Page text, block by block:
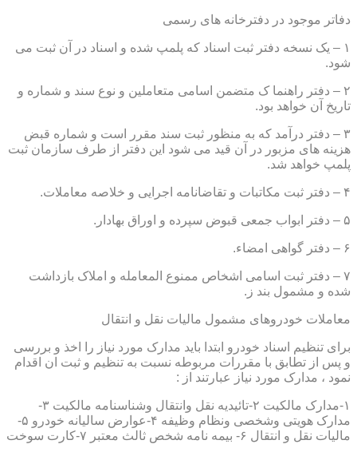
دفاتر موجود در دفترخانه های رسمی
۱ – یک نسخه دفتر ثبت اسناد که پلمپ شده و اسناد در آن ثبت می
شود.
۲ – دفتر راهنما ک متضمن اسامی متعاملین و نوع سند و شماره و
تاریخ آن خواهد بود.
۳ – دفتر درآمد که به منظور ثبت سند مقرر است و شماره قبض
هزینه های مزبور در آن قید می شود این دفتر از طرف سازمان ثبت
پلمپ خواهد شد.
۴ – دفتر ثبت مکاتبات و تقاضانامه اجرایی و خلاصه معاملات.
۵ – دفتر ابواب جمعی قبوض سپرده و اوراق بهادار.
۶ – دفتر گواهی امضاء.
۷ – دفتر ثبت اسامی اشخاص ممنوع المعامله و املاک بازداشت
شده و مشمول بند ز.
معاملات خودروهای مشمول مالیات نقل و انتقال
برای تنظیم اسناد خودرو ابتدا باید مدارک مورد نیاز را اخذ و بررسی
و پس از تطابق با مقررات مربوطه نسبت به تنظیم و ثبت ان اقدام
نمود ، مدارک مورد نیاز عبارتند از :
۱-مدارک مالکیت ۲-تائیدیه نقل وانتقال وشناسنامه مالکیت ۳-
مدارک هویتی وشخصی ونظام وظیفه ۴-عوارض سالیانه خودرو ۵-
مالیات نقل و انتقال ۶- بیمه نامه شخص ثالث معتبر ۷-کارت سوخت